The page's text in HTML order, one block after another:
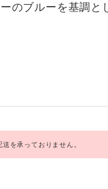
のブルーを基調と
送を承っておりません。